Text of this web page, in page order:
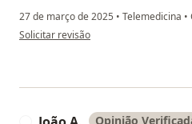
27 de março de 2025 • Telemedicina •
na opinião do utilizador G.G
Solicitar revisão
Opinião